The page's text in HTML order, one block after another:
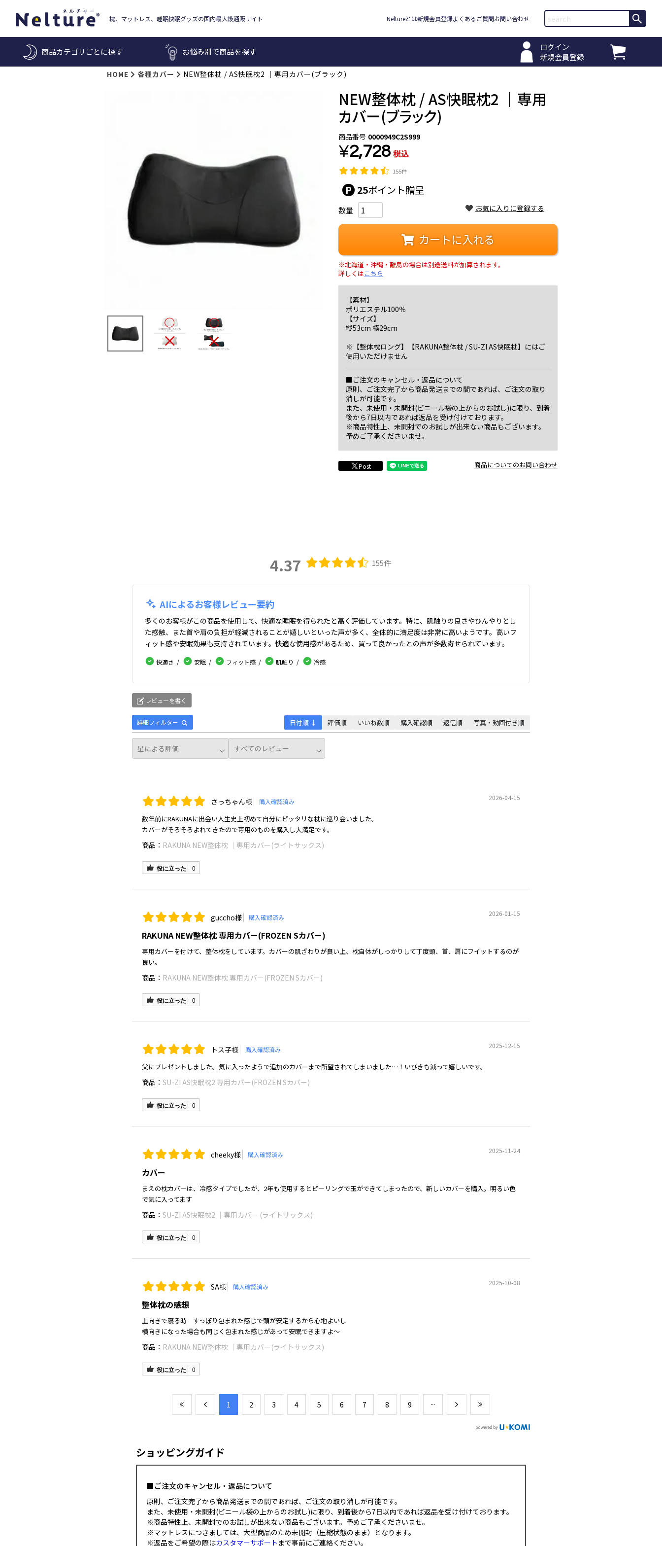
枕、マットレス、睡眠快眠グッズの国内最大級通販サイト Neltureとは新規会員登録よくあるご質問お問い合わせ
検索
商品カテゴリごとに探す お悩み別で商品を探す
ログイン
新規会員登録
HOME 各種カバー NEW整体枕 / AS快眠枕2 ｜専用カバー(ブラック)
NEW整体枕 / AS快眠枕2 ｜専用
カバー(ブラック)
商品番号 0000949C2S999
¥2,728 税込
155件
25
お気に入りに登録する
カートに入れる
※北海道・沖縄・離島の場合は別途送料が加算されます。
詳しくはこちら
【素材】
ポリエステル100％
【サイズ】
縦53cm 横29cm
※【整体枕ロング】【RAKUNA整体枕 / SU-ZI AS快眠枕】にはご
使用いただけません
■ご注文のキャンセル・返品について
原則、ご注文完了から商品発送までの間であれば、ご注文の取り
消しが可能です。
また、未使用・未開封(ビニール袋の上からのお試し)に限り、到着
後から7日以内であれば返品を受け付けております。
※商品特性上、未開封でのお試しが出来ない商品もございます。
予めご了承くださいませ。
商品についてのお問い合わせ
Post
4.37 155件
AIによるお客様レビュー要約
多くのお客様がこの商品を使用して、快適な睡眠を得られたと高く評価しています。特に、肌触りの良さやひんやりとし
た感触、また首や肩の負担が軽減されることが嬉しいといった声が多く、全体的に満足度は非常に高いようです。高いフ
ィット感や安眠効果も支持されています。快適な使用感があるため、買って良かったとの声が多数寄せられています。
快適さ 安眠 フィット感 肌触り 冷感
レビューを書く
詳細フィルター 日付順 ↓ 評価順 いいね数順 購入確認順 返信順 写真・動画付き順
さっちゃん様 購入確認済み 2026-04-15
数年前にRAKUNAに出会い人生史上初めて自分にピッタリな枕に巡り会いました。
カバーがそろそろよれてきたので専用のものを購入し大満足です。
商品： RAKUNA NEW整体枕 ｜専用カバー(ライトサックス)
役に立った 0
guccho様 購入確認済み 2026-01-15
RAKUNA NEW整体枕 専用カバー(FROZEN Sカバー)
専用カバーを付けて、整体枕をしています。カバーの肌ざわりが良い上、枕自体がしっかりして丁度頭、首、肩にフイットするのが
良い。
商品： RAKUNA NEW整体枕 専用カバー(FROZEN Sカバー)
役に立った 0
トス子様 購入確認済み 2025-12-15
父にプレゼントしました。気に入ったようで追加のカバーまで所望されてしまいました…！いびきも減って嬉しいです。
商品： SU-ZI AS快眠枕2 専用カバー(FROZEN Sカバー)
役に立った 0
cheeky様 購入確認済み 2025-11-24
カバー
まえの枕カバーは、冷感タイプでしたが、2年も使用するとピーリングで玉ができてしまったので、新しいカバーを購入。明るい色
で気に入ってます
商品： SU-ZI AS快眠枕2 ｜専用カバー (ライトサックス)
役に立った 0
SA様 購入確認済み 2025-10-08
整体枕の感想
上向きで寝る時 すっぽり包まれた感じで頭が安定するから心地よいし
横向きになった場合も同じく包まれた感じがあって安眠できますよ～
商品： RAKUNA NEW整体枕 ｜専用カバー(ライトサックス)
役に立った 0
​1 ​2 ​3 ​4 ​5 ​6 ​7 ​8 ​9
ショッピングガイド
■ご注文のキャンセル・返品について
原則、ご注文完了から商品発送までの間であれば、ご注文の取り消しが可能です。
また、未使用・未開封(ビニール袋の上からのお試し)に限り、到着後から7日以内であれば返品を受け付けております。
※商品特性上、未開封でのお試しが出来ない商品もございます。予めご了承くださいませ。
※マットレスにつきましては、大型商品のため未開封（圧縮状態のまま）となります。
※返品をご希望の際はカスタマーサポート まで事前にご連絡ください。